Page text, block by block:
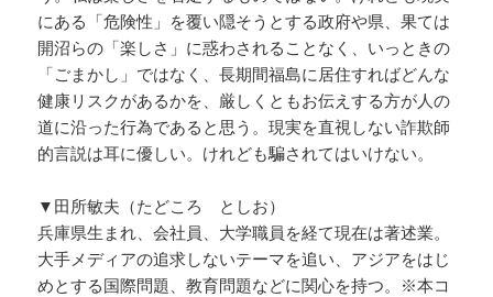
にある「危険性」を覆い隠そうとする政府や県、果ては
開沼らの「楽しさ」に惑わされることなく、いっときの
「ごまかし」ではなく、長期間福島に居住すればどんな
健康リスクがあるかを、厳しくともお伝えする方が人の
道に沿った行為であると思う。現実を直視しない詐欺師
的言説は耳に優しい。けれども騙されてはいけない。
▼田所敏夫（たどころ としお）
兵庫県生まれ、会社員、大学職員を経て現在は著述業。
大手メディアの追求しないテーマを追い、アジアをはじ
めとする国際問題、教育問題などに関心を持つ。※本コ